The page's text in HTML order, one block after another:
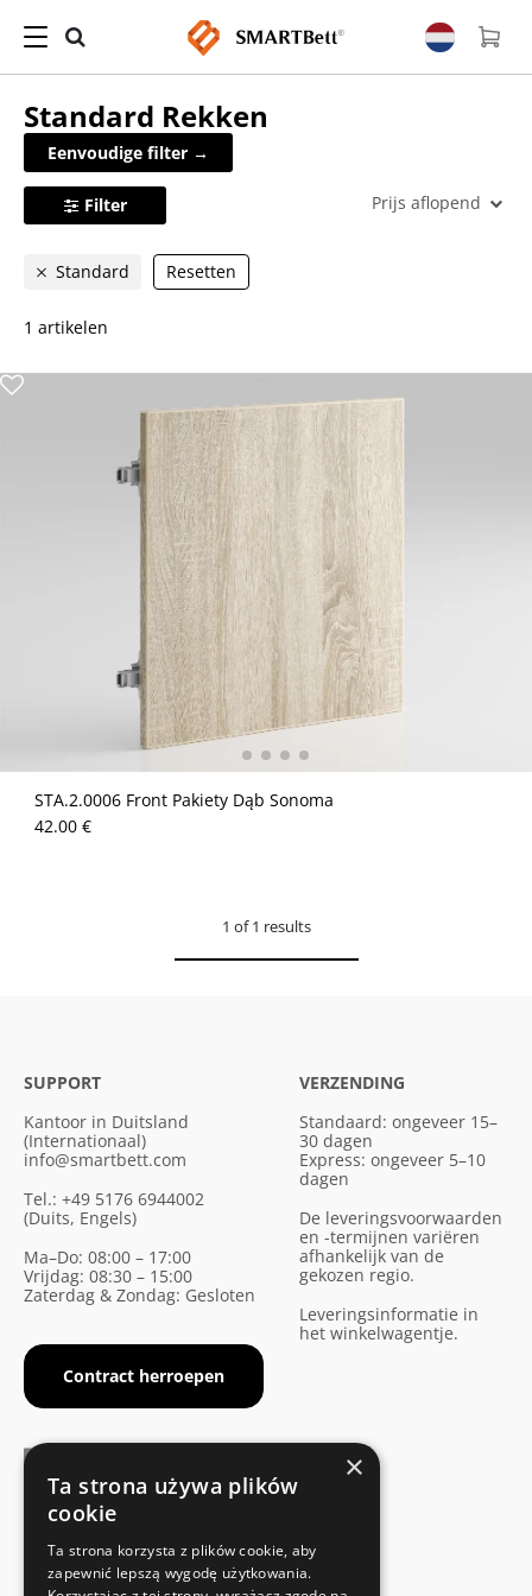
Standard Rekken
Eenvoudige filter →
Filter Prijs aflopend
Standard Resetten
1 artikelen
STA.2.0006 Front Pakiety Dąb Sonoma
42.00 €
1 of 1 results
SUPPORT
Kantoor in Duitsland
(Internationaal)
info@smartbett.com
Tel.: +49 5176 6944002
(Duits, Engels)
Ma–Do: 08:00 – 17:00
Vrijdag: 08:30 – 15:00
Zaterdag & Zondag: Gesloten
Contract herroepen
VERZENDING
Standaard: ongeveer 15–
30 dagen
Express: ongeveer 5–10
dagen
De leveringsvoorwaarden
en -termijnen variëren
afhankelijk van de
gekozen regio.
Leveringsinformatie in
het winkelwagentje.
Voldoet aan de veiligheidsnormen
×
Ta strona używa plików
cookie
Ta strona korzysta z plików cookie, aby
zapewnić lepszą wygodę użytkowania.